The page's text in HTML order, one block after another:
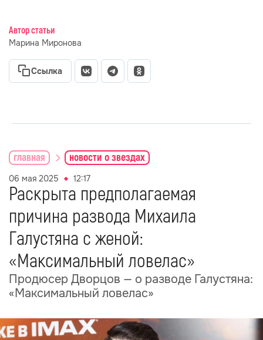
Автор статьи
Марина Миронова
Ссылка
главная новости о звездах
06 мая 2025 12:17
Раскрыта предполагаемая
причина развода Михаила
Галустяна с женой:
«Максимальный ловелас»
Продюсер Дворцов — о разводе Галустяна:
«Максимальный ловелас»